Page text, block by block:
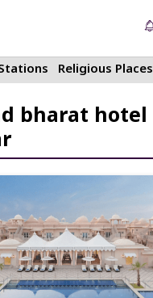
Religious Places
bharat hotel